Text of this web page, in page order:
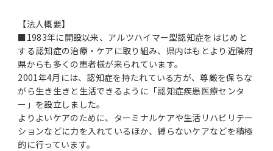
【法人概要】
■1983年に開設以来、アルツハイマー型認知症をはじめと
する認知症の治療・ケアに取り組み、県内はもとより近隣府
県からも多くの患者様が来られています。
2001年4月には、認知症を持たれている方が、尊厳を保ちな
がら生き生きと生活できるように「認知症疾患医療センタ
ー」を設立しました。
よりよいケアのために、ターミナルケアや生活リハビリテー
ションなどに力を入れているほか、縛らないケアなどを積極
的に行っています。